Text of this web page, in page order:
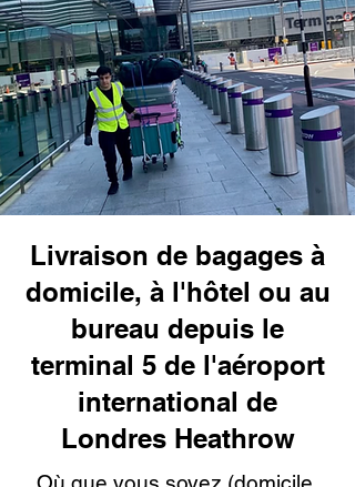
Livraison de bagages à
domicile, à l'hôtel ou au
bureau depuis le
terminal 5 de l'aéroport
international de
Londres Heathrow